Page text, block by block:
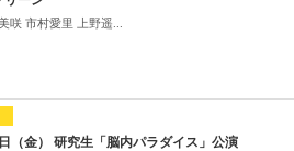
咲 市村愛里 上野遥...
（金） 研究生「脳内パラダイス」公演